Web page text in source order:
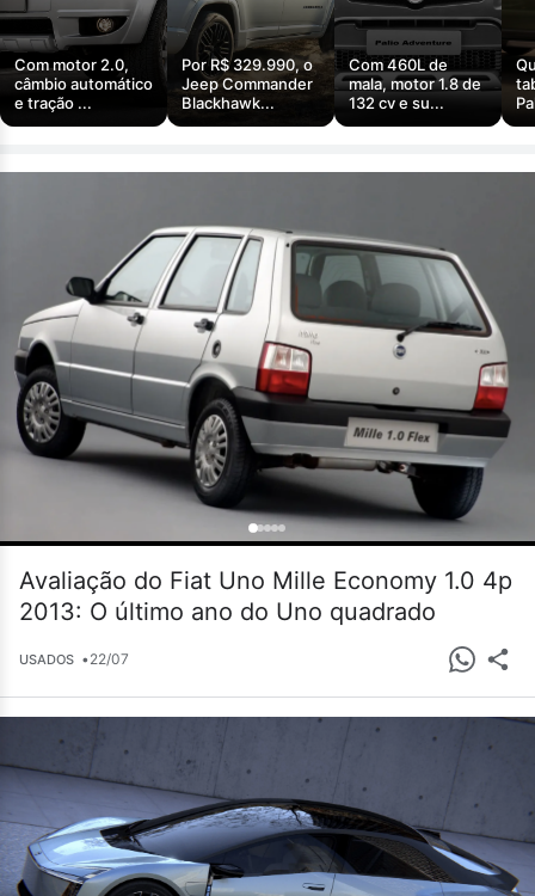
Com motor 2.0,
câmbio automático
e tração ...
Por R$ 329.990, o
Jeep Commander
Blackhawk...
Com 460L de
mala, motor 1.8 de
132 cv e su...
Avaliação do Fiat Uno Mille Economy 1.0 4p
2013: O último ano do Uno quadrado
USADOS •22/07